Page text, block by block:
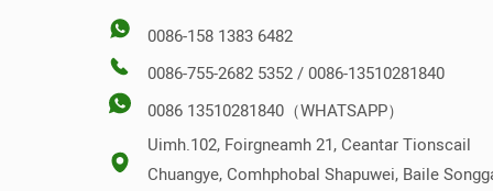
0086-158 1383 6482
0086-755-2682 5352 / 0086-13510281840
0086 13510281840（WHATSAPP）
Uimh.102, Foirgneamh 21, Ceantar Tionscail
Chuangye, Comhphobal Shapuwei, Baile